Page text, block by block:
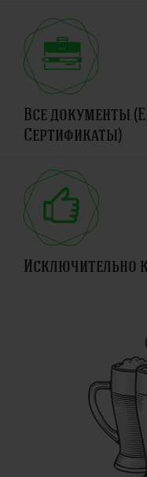
Все документы
Сертификаты)
Исключительно